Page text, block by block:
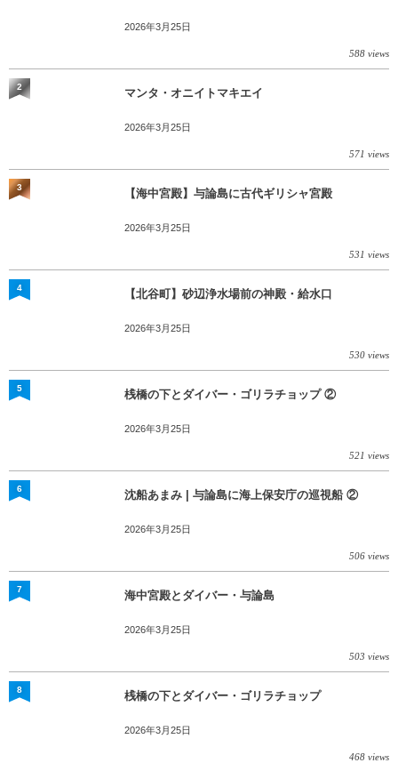
2026年3月25日
588 views
マンタ・オニイトマキエイ
2026年3月25日
571 views
2
【海中宮殿】与論島に古代ギリシャ宮殿
2026年3月25日
531 views
3
【北谷町】砂辺浄水場前の神殿・給水口
2026年3月25日
530 views
4
桟橋の下とダイバー・ゴリラチョップ ②
2026年3月25日
521 views
5
沈船あまみ | 与論島に海上保安庁の巡視船 ②
2026年3月25日
506 views
6
海中宮殿とダイバー・与論島
2026年3月25日
503 views
7
桟橋の下とダイバー・ゴリラチョップ
2026年3月25日
468 views
8